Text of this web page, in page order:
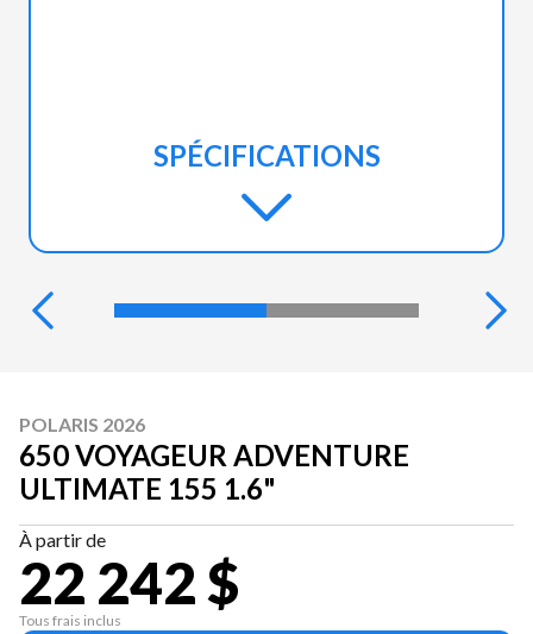
SPÉCIFICATIONS
POLARIS 2026
650 VOYAGEUR ADVENTURE
ULTIMATE 155 1.6"
À partir de
22 242 $
Tous frais inclus